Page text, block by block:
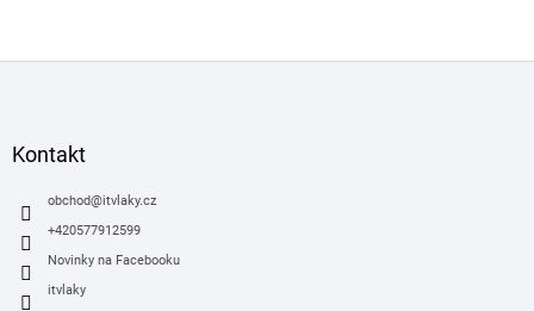
Kontakt
obchod@itvlaky.cz
+420577912599
Novinky na Facebooku
itvlaky